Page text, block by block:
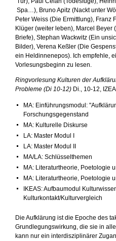
Spa…), Bruno Apitz (Nackt unter
Peter Weiss (Die Ermittlung),
Klüger (weiter leben), Marcel
Briefe), Stephan Wackwitz (Ein
Bilder), Verena Keßler (Die
ein Heldinnenepos). Ich empfehle,
Vorlesungsbeginn zu lesen.
Ringvorlesung Kulturen der
Probleme (Di 10-12) Di., 10-12,
MA: Einführungsmodul:
Forschungsgegenstand
MA: Kulturelle Diskurse
LA: Master Modul I
LA: Master Modul II
MA/LA: Schlüsselthemen
MA: Literaturtheorie, Poetologie
MA: Literaturtheorie, Poetologie
IKEAS: Aufbaumodul
Kulturkontakt/Kulturvergleich
Die Aufklärung ist die Epoche des
Grundlegungswirkung, die sie in
kann nur ein interdisziplinärer